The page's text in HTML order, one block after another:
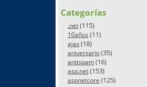
Categorías
.net(115)
10años (11)
ajax(18)
aniversario(35)
antispam(16)
asp.net(153)
aspnetcore (125)